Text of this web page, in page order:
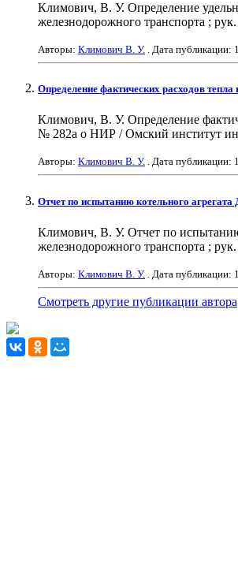
Климович, В. У. Определение
железнодорожного транспорта ;
Авторы: Климович В. У. . Дата публикации:
Определение фактических расходов
Климович, В. У. Определение
№ 282а о НИР / Омский институт
Авторы: Климович В. У. . Дата публикации:
Отчет по испытанию котельного
Климович, В. У. Отчет по
железнодорожного транспорта ;
Авторы: Климович В. У. . Дата публикации:
Смотреть другие публикации автора